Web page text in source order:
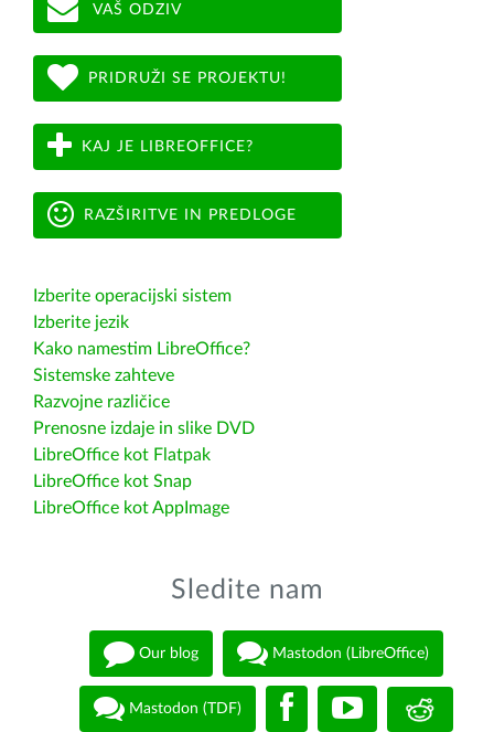
VAŠ ODZIV
PRIDRUŽI SE PROJEKTU!
KAJ JE LIBREOFFICE?
RAZŠIRITVE IN PREDLOGE
Izberite operacijski sistem
Izberite jezik
Kako namestim LibreOffice?
Sistemske zahteve
Razvojne različice
Prenosne izdaje in slike DVD
LibreOffice kot Flatpak
LibreOffice kot Snap
LibreOffice kot AppImage
Sledite nam
Our blog Mastodon (LibreOffice)
Mastodon (TDF)